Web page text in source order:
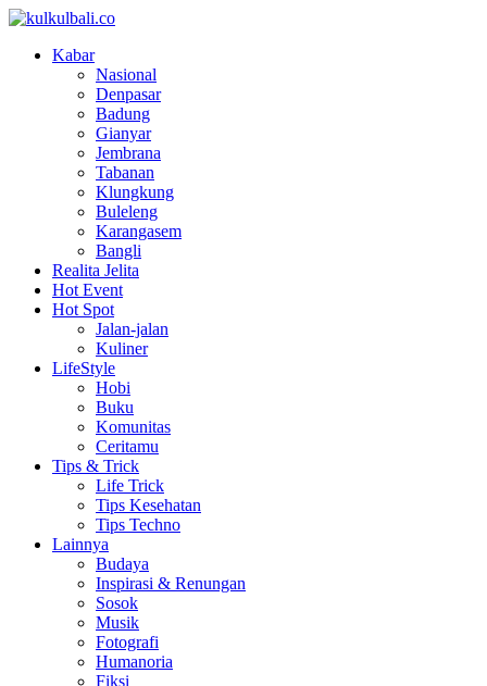
Kabar
Nasional
Denpasar
Badung
Gianyar
Jembrana
Tabanan
Klungkung
Buleleng
Karangasem
Bangli
Realita Jelita
Hot Event
Hot Spot
Jalan-jalan
Kuliner
LifeStyle
Hobi
Buku
Komunitas
Ceritamu
Tips & Trick
Life Trick
Tips Kesehatan
Tips Techno
Lainnya
Budaya
Inspirasi & Renungan
Sosok
Musik
Fotografi
Humanoria
Fiksi